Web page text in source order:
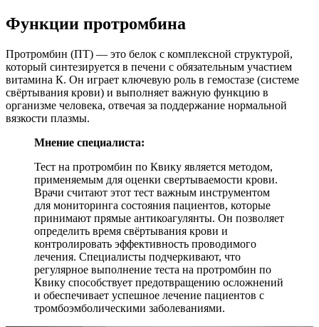
Функции протромбина
Протромбин (ПТ) — это белок с комплексной структурой,
который синтезируется в печени с обязательным участием
витамина К. Он играет ключевую роль в гемостазе (системе
свёртывания крови) и выполняет важную функцию в
организме человека, отвечая за поддержание нормальной
вязкости плазмы.
Мнение специалиста:
Тест на протромбин по Квику является методом,
применяемым для оценки свертываемости крови.
Врачи считают этот тест важным инструментом
для мониторинга состояния пациентов, которые
принимают прямые антикоагулянты. Он позволяет
определить время свёртывания крови и
контролировать эффективность проводимого
лечения. Специалисты подчеркивают, что
регулярное выполнение теста на протромбин по
Квику способствует предотвращению осложнений
и обеспечивает успешное лечение пациентов с
тромбоэмболическими заболеваниями.